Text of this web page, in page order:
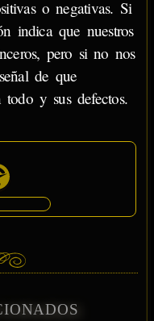
o negativas. Si
indica que nuestros
pero si no nos
de que
todo y sus defectos.